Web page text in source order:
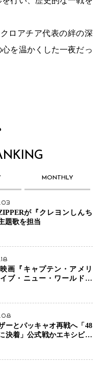
ロアチア代表の絆の深
を温かくした一夜だっ
MONTHLY
が『クレヨンしんち
題歌を担当
画『キャプテン・アメリ
ブ・ニュー・ワールド』
・ウィドウ役のシラ・ハー
ーとパッキャオ再戦へ「48
決着」公式戦かエキシビシ
続く